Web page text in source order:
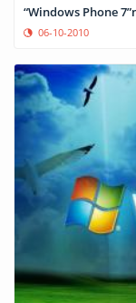
“Windows Phone
06-10-2010